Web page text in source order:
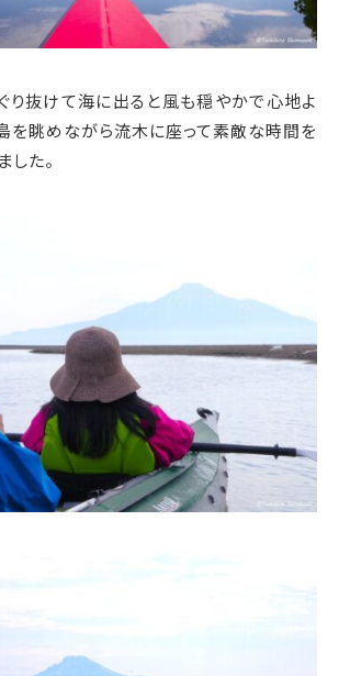
り抜けて海に出ると風も穏やかで心地よ
を眺めながら流木に座って素敵な時間を
した。